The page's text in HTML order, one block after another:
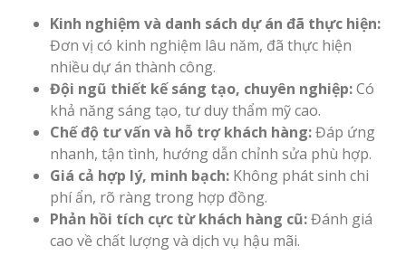
Kinh nghiệm và danh sách dự án đã thực hiện:
Đơn vị có kinh nghiệm lâu năm, đã thực hiện
nhiều dự án thành công.
Đội ngũ thiết kế sáng tạo, chuyên nghiệp:Có
khả năng sáng tạo, tư duy thẩm mỹ cao.
Chế độ tư vấn và hỗ trợ khách hàng:Đáp ứng
nhanh, tận tình, hướng dẫn chỉnh sửa phù hợp.
Giá cả hợp lý, minh bạch: Không phát sinh chi
phí ẩn, rõ ràng trong hợp đồng.
Phản hồi tích cực từ khách hàng cũ:Đánh giá
cao về chất lượng và dịch vụ hậu mãi.